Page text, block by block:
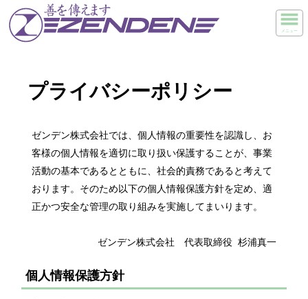
メニュー
プライバシーポリシー
ゼンデン株式会社では、個人情報の重要性を認識し、お
客様の個人情報を適切に取り扱い保護することが、事業
活動の基本であるとともに、社会的責務であると考えて
おります。そのため以下の個人情報保護方針を定め、適
正かつ安全な管理の取り組みを実施してまいります。
ゼンデン株式会社 代表取締役 杉浦真一
個人情報保護方針